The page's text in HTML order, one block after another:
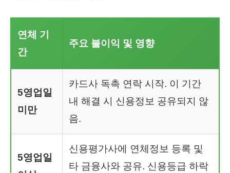
연체 기
간
주요 불이익 및 영향
5영업일
미만
카드사 독촉 연락 시작. 이 기간
내 해결 시 신용정보 공유되지 않
음.
5영업일
신용평가사에 연체정보 등록 및
타 금융사와 공유. 신용등급 하락